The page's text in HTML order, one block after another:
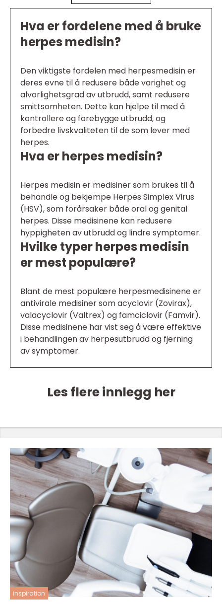
Hva er fordelene med å bruke
herpes medisin?
Den viktigste fordelen med herpesmedisin er
deres evne til å redusere både varighet og
alvorlighetsgrad av utbrudd, samt redusere
smittsomheten. Dette kan hjelpe til med å
kontrollere og forebygge utbrudd, og
forbedre livskvaliteten til de som lever med
herpes.
Hva er herpes medisin?
Herpes medisin er medisiner som brukes til å
behandle og bekjempe Herpes Simplex Virus
(HSV), som forårsaker både oral og genital
herpes. Disse medisinene kan redusere
hyppigheten av utbrudd og lindre symptomer.
Hvilke typer herpes medisin
er mest populære?
Blant de mest populære herpesmedisinene er
antivirale medisiner som acyclovir (Zovirax),
valacyclovir (Valtrex) og famciclovir (Famvir).
Disse medisinene har vist seg å være effektive
i behandlingen av herpesutbrudd og fjerning
av symptomer.
Les flere innlegg her
inspiration